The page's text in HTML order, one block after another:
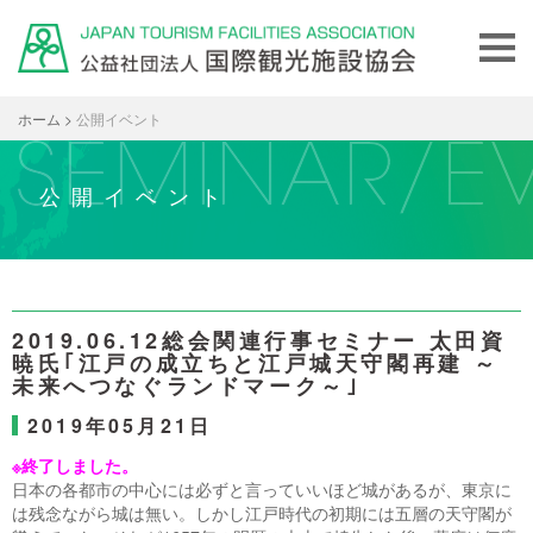
ホーム > 公開イベント
公開イベント
2019.06.12総会関連行事セミナー 太田資
暁氏｢江戸の成立ちと江戸城天守閣再建 ～
未来へつなぐランドマーク～｣
2019年05月21日
※終了しました。
日本の各都市の中心には必ずと言っていいほど城があるが、東京に
は残念ながら城は無い。しかし江戸時代の初期には五層の天守閣が